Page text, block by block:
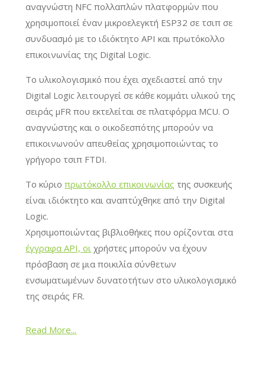
αναγνώστη NFC πολλαπλών πλατφορμών που
χρησιμοποιεί έναν μικροελεγκτή ESP32 σε τσιπ σε
συνδυασμό με το ιδιόκτητο API και πρωτόκολλο
επικοινωνίας της Digital Logic.
Το υλικολογισμικό που έχει σχεδιαστεί από την
Digital Logic λειτουργεί σε κάθε κομμάτι υλικού της
σειράς μFR που εκτελείται σε πλατφόρμα MCU. Ο
αναγνώστης και ο οικοδεσπότης μπορούν να
επικοινωνούν απευθείας χρησιμοποιώντας το
γρήγορο τσιπ FTDI.
Το κύριοπρωτόκολλο επικοινωνίας της συσκευής
είναι ιδιόκτητο και αναπτύχθηκε από την Digital
Logic.
Χρησιμοποιώντας βιβλιοθήκες που ορίζονται στα
έγγραφα API, οι χρήστες μπορούν να έχουν
πρόσβαση σε μια ποικιλία σύνθετων
ενσωματωμένων δυνατοτήτων στο υλικολογισμικό
της σειράς FR.
Read More...